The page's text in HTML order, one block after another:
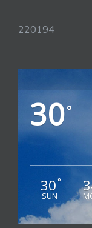
220194
30°
30°
SUN